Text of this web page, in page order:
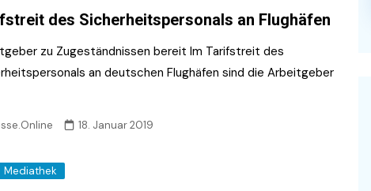
des Sicherheitspersonals an Flughäfen
zu Zugeständnissen bereit Im Tarifstreit des
an deutschen Flughäfen sind die Arbeitgeber
18. Januar 2019
Mediathek